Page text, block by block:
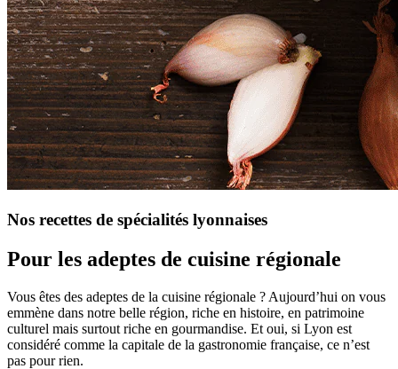
Nos recettes de spécialités lyonnaises
Pour les adeptes de cuisine régionale
Vous êtes des adeptes de la cuisine régionale ? Aujourd’hui on vous
emmène dans notre belle région, riche en histoire, en patrimoine
culturel mais surtout riche en gourmandise. Et oui, si Lyon est
considéré comme la capitale de la gastronomie française, ce n’est
pas pour rien.